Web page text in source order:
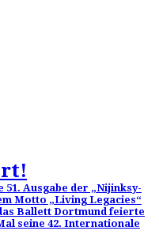
Ausgabe der „Nijinksy-
Motto „Living Legacies“
Ballett Dortmund feierte
seine 42. Internationale